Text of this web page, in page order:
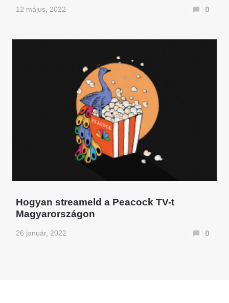
12 május, 2022 0
Hogyan streameld a Peacock TV-t
Magyarországon
26 január, 2022 0